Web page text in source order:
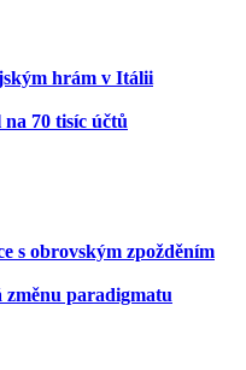
hrám v Itálii
70 tisíc účtů
s obrovským zpožděním
změnu paradigmatu